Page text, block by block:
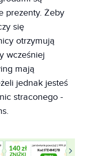
prezenty. Żeby
się
otrzymują
wcześniej
mają
jednak jesteś
straconego -